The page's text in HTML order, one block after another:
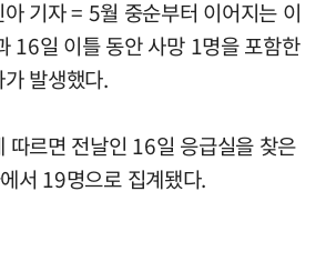
기자 = 5월 중순부터 이어지는 이
16일 이틀 동안 사망 1명을 포함한
발생했다.
따르면 전날인 16일 응급실을 찾은
서 19명으로 집계됐다.